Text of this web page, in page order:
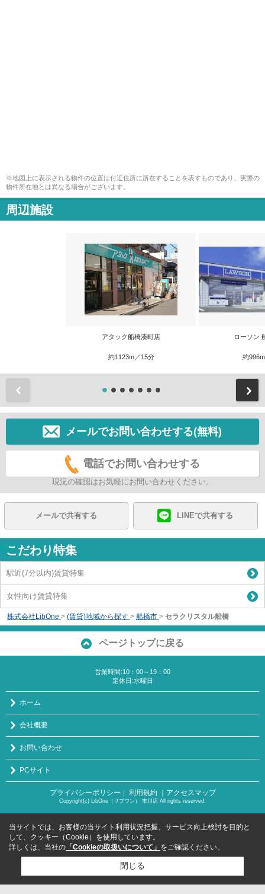
※地図上に表示される物件の位置は付近住所に所在することを表すものであり、実際の
物件所在地とは異なる場合がございます。
周辺施設
アタック船橋湊町店
約1123m／15分
ローソン
約
メールでお問い合わせする(無料)
電話でお問い合わせする
現況の確認はお気軽にお問い合わせください。
メールで共有する LINEで共有する
こだわり特集
駅近(7分以内)賃貸特集
女性向け賃貸特集
株式会社LibOne > (賃貸)地域から探す > 船橋市 > セラクリスタル船橋
ページトップに戻る
営業時間:10：00～19：00
定休日:水曜日
ホーム
会社概要
お問い合わせ
PCサイト
プライバシーポリシー 利用規約 ｜アクセスマップ
Copyright(c) LibOne（リブワン） 市川店 All rights reserved.
当サイトでは、お客様の当サイト利用状況把握、サービス向上検討を目的と
して、クッキー（Cookie）を使用しています。
詳しくは、当社の 「Cookieの取扱いについて」 をご確認ください。
閉じる